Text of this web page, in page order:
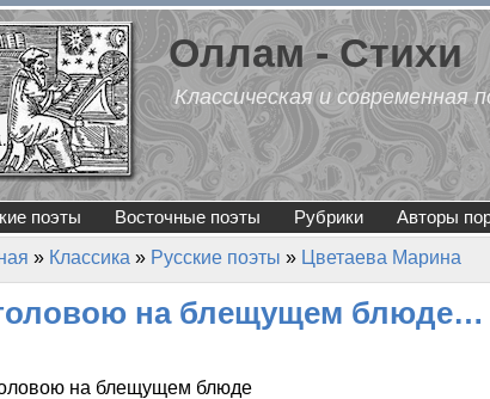
Оллам - Стихи
Классическая и современная
поэты Восточные поэты Рубрики Авторы
» Классика » Русские поэты » Цветаева Марина
на блещущем блюде…
на блещущем блюде